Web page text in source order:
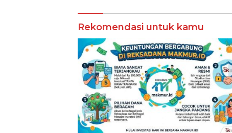
Rekomendasi untuk kamu